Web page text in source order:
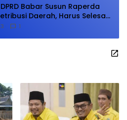
Babar Susun Raperda
Daerah, Harus Selesai
1